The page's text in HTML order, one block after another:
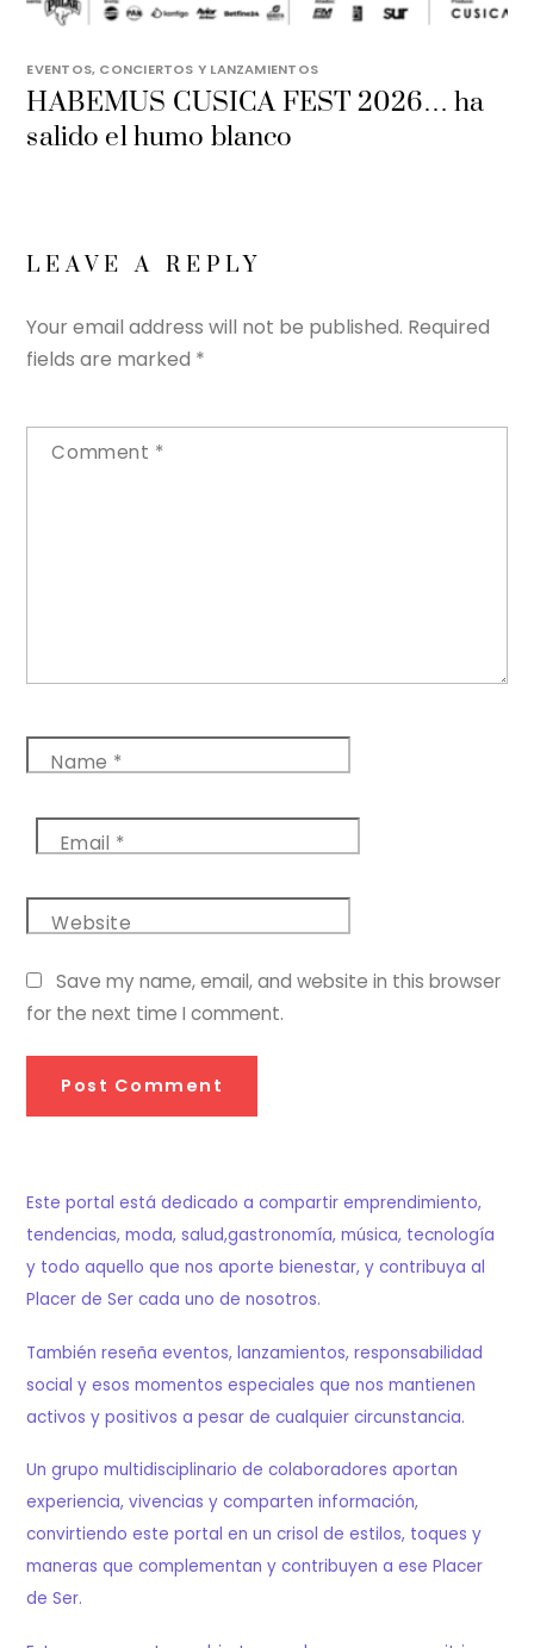
EVENTOS, CONCIERTOS Y LANZAMIENTOS
HABEMUS CUSICA FEST 2026… ha
salido el humo blanco
LEAVE A REPLY
Your email address will not be published. Required
fields are marked *
Comment *
Name *
Email *
Website
Save my name, email, and website in this browser
for the next time I comment.
Este portal está dedicado a compartir emprendimiento,
tendencias, moda, salud,gastronomía, música, tecnología
y todo aquello que nos aporte bienestar, y contribuya al
Placer de Ser cada uno de nosotros.
También reseña eventos, lanzamientos, responsabilidad
social y esos momentos especiales que nos mantienen
activos y positivos a pesar de cualquier circunstancia.
Un grupo multidisciplinario de colaboradores aportan
experiencia, vivencias y comparten información,
convirtiendo este portal en un crisol de estilos, toques y
maneras que complementan y contribuyen a ese Placer
de Ser.